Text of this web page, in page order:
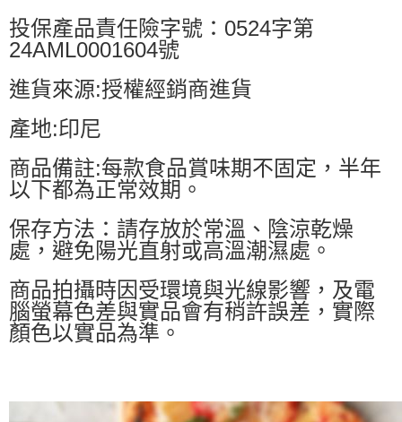
投保產品責任險字號：0524字第
24AML0001604號
進貨來源:授權經銷商進貨
產地:印尼
商品備註:每款食品賞味期不固定，半年
以下都為正常效期。
保存方法：請存放於常溫、陰涼乾燥
處，避免陽光直射或高溫潮濕處。
商品拍攝時因受環境與光線影響，及電
腦螢幕色差與實品會有稍許誤差，實際
顏色以實品為準。